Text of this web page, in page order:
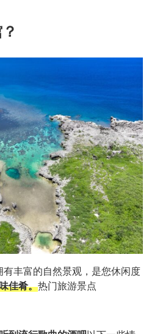
丰富的自然景观，是您休闲度
佳肴。热门旅游景点